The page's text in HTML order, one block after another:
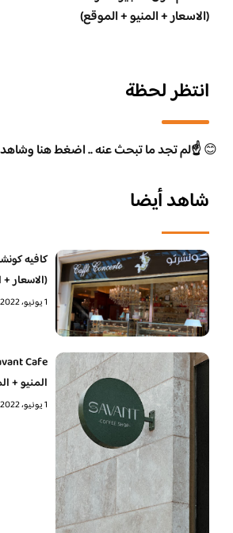
(الاسعار + المنيو + الموقع)
انتظر لحظة
😊☝️لم تجد ما تبحث عنه .. اضغط هنا وشاهد
شاهد أيضا
كافيه
(الاسعار
1 يونيو، 2022
المنيو +
1 يونيو، 2022